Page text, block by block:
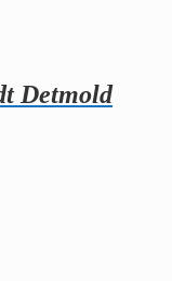
Detmold